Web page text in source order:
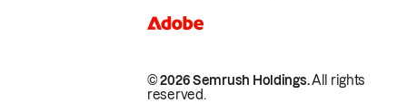
© 2026 Semrush Holdings.All rights
reserved.